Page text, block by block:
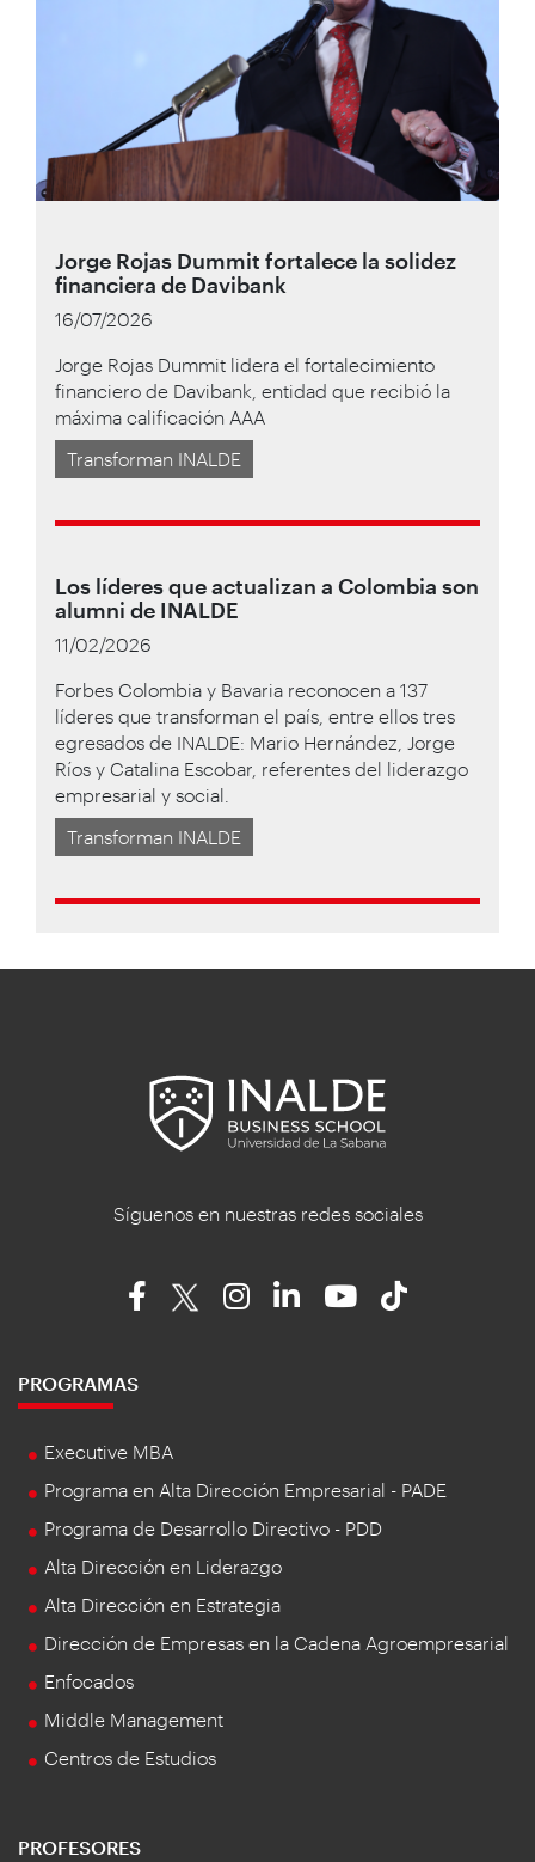
Jorge Rojas Dummit fortalece la solidez
financiera de Davibank
16/07/2026
Jorge Rojas Dummit lidera el fortalecimiento
financiero de Davibank, entidad que recibió la
máxima calificación AAA
Transforman INALDE
Los líderes que actualizan a Colombia son
alumni de INALDE
11/02/2026
Forbes Colombia y Bavaria reconocen a 137
líderes que transforman el país, entre ellos tres
egresados de INALDE: Mario Hernández, Jorge
Ríos y Catalina Escobar, referentes del liderazgo
empresarial y social.
Transforman INALDE
Síguenos en nuestras redes sociales
PROGRAMAS
Executive MBA
Programa en Alta Dirección Empresarial - PADE
Programa de Desarrollo Directivo - PDD
Alta Dirección en Liderazgo
Alta Dirección en Estrategia
Dirección de Empresas en la Cadena Agroempresarial
Enfocados
Middle Management
Centros de Estudios
PROFESORES